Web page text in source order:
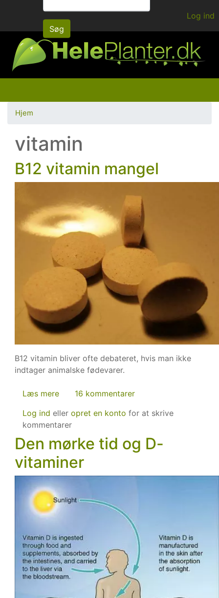
hovedindhold
Søg
Log ind
Hjem
vitamin
B12 vitamin mangel
B12 vitamin bliver ofte debateret, hvis man ikke
indtager animalske fødevarer.
Læs mere
vitamin
mangel
16 kommentarer
Log ind eller opret en konto for at skrive
kommentarer
Den mørke tid og D-
vitaminer